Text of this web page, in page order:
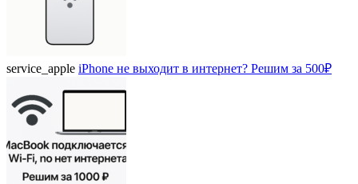
service_apple iPhone не выходит в интернет? Решим за 500₽